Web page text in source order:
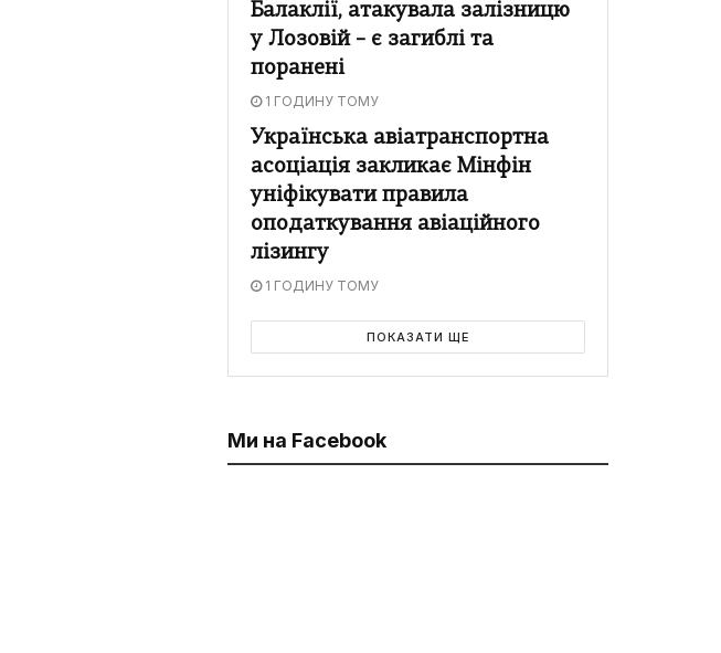
Балаклії, атакувала залізницю
у Лозовій – є загиблі та
поранені
1 ГОДИНУ ТОМУ
Українська авіатранспортна
асоціація закликає Мінфін
уніфікувати правила
оподаткування авіаційного
лізингу
1 ГОДИНУ ТОМУ
ПОКАЗАТИ ЩЕ
Ми на Facebook